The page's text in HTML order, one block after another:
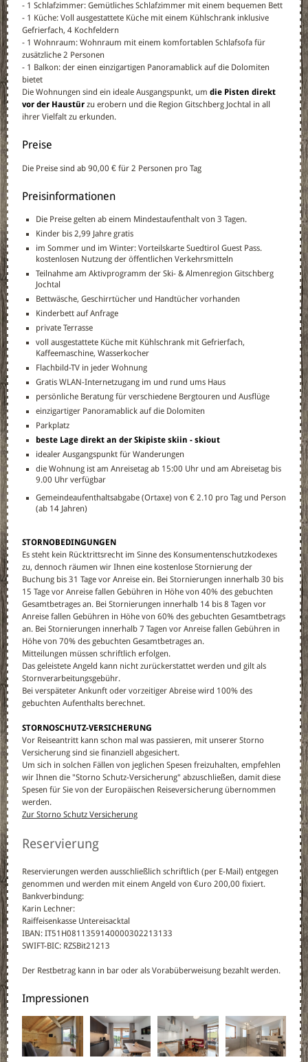
- 1 Schlafzimmer: Gemütliches Schlafzimmer mit einem bequemen Bett
- 1 Küche: Voll ausgestattete Küche mit einem Kühlschrank inklusive
Gefrierfach, 4 Kochfeldern
- 1 Wohnraum: Wohnraum mit einem komfortablen Schlafsofa für
zusätzliche 2 Personen
- 1 Balkon: der einen einzigartigen Panoramablick auf die Dolomiten
bietet
Die Wohnungen sind ein ideale Ausgangspunkt, um die Pisten direkt
vor der Haustür zu erobern und die Region Gitschberg Jochtal in all
ihrer Vielfalt zu erkunden.
Preise
Die Preise sind ab 90,00 € für 2 Personen pro Tag
Preisinformationen
Die Preise gelten ab einem Mindestaufenthalt von 3 Tagen.
Kinder bis 2,99 Jahre gratis
im Sommer und im Winter: Vorteilskarte Suedtirol Guest Pass.
kostenlosen Nutzung der öffentlichen Verkehrsmitteln
Teilnahme am Aktivprogramm der Ski- & Almenregion Gitschberg
Jochtal
Bettwäsche, Geschirrtücher und Handtücher vorhanden
Kinderbett auf Anfrage
private Terrasse
voll ausgestattete Küche mit Kühlschrank mit Gefrierfach,
Kaffeemaschine, Wasserkocher
Flachbild-TV in jeder Wohnung
Gratis WLAN-Internetzugang im und rund ums Haus
persönliche Beratung für verschiedene Bergtouren und Ausflüge
einzigartiger Panoramablick auf die Dolomiten
Parkplatz
beste Lage direkt an der Skipiste skiin - skiout
idealer Ausgangspunkt für Wanderungen
die Wohnung ist am Anreisetag ab 15:00 Uhr und am Abreisetag bis
9.00 Uhr verfügbar
Gemeindeaufenthaltsabgabe (Ortaxe) von € 2.10 pro Tag und Person
(ab 14 Jahren)
STORNOBEDINGUNGEN
Es steht kein Rücktrittsrecht im Sinne des Konsumentenschutzkodexes
zu, dennoch räumen wir Ihnen eine kostenlose Stornierung der
Buchung bis 31 Tage vor Anreise ein. Bei Stornierungen innerhalb 30 bis
15 Tage vor Anreise fallen Gebühren in Höhe von 40% des gebuchten
Gesamtbetrages an. Bei Stornierungen innerhalb 14 bis 8 Tagen vor
Anreise fallen Gebühren in Höhe von 60% des gebuchten Gesamtbetrags
an. Bei Stornierungen innerhalb 7 Tagen vor Anreise fallen Gebühren in
Höhe von 70% des gebuchten Gesamtbetrages an.
Mitteilungen müssen schriftlich erfolgen.
Das geleistete Angeld kann nicht zurückerstattet werden und gilt als
Stornverarbeitungsgebühr.
Bei verspäteter Ankunft oder vorzeitiger Abreise wird 100% des
gebuchten Aufenthalts berechnet.
STORNOSCHUTZ-VERSICHERUNG
Vor Reiseantritt kann schon mal was passieren, mit unserer Storno
Versicherung sind sie finanziell abgesichert.
Um sich in solchen Fällen von jeglichen Spesen freizuhalten, empfehlen
wir Ihnen die "Storno Schutz-Versicherung" abzuschließen, damit diese
Spesen für Sie von der Europäischen Reiseversicherung übernommen
werden.
Zur Storno Schutz Versicherung
Reservierung
Reservierungen werden ausschließlich schriftlich (per E-Mail) entgegen
genommen und werden mit einem Angeld von €uro 200,00 fixiert.
Bankverbindung:
Karin Lechner:
Raiffeisenkasse Untereisacktal
IBAN: IT51H0811359140000302213133
SWIFT-BIC: RZSBit21213
Der Restbetrag kann in bar oder als Vorabüberweisung bezahlt werden.
Impressionen